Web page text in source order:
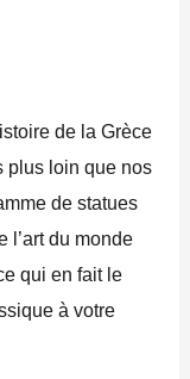
de la Grèce
plus loin que nos
de statues
l’art du monde
qui en fait le
à votre